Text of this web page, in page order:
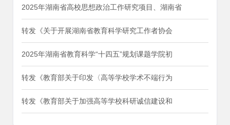
2025年湖南省高校思想政治工作研究项目、湖南省
转发《关于开展湖南省教育科学研究工作者协会
2025年湖南省教育科学“十四五”规划课题学院初
转发《教育部关于印发〈高等学校学术不端行为
转发《教育部关于加强高等学校科研诚信建设和